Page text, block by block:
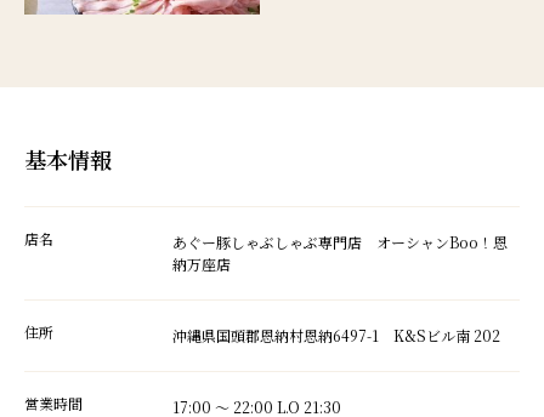
基本情報
店名
あぐー豚しゃぶしゃぶ専門店 オーシャンBoo！恩
納万座店
住所 沖縄県国頭郡恩納村恩納6497-1 K&Sビル南 202
営業時間 17:00 ～ 22:00 L.O 21:30